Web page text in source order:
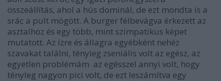
összeállítás, ahol a hús dominál, de ezt mondta is a
srác a pult mögött. A burger félbevágva érkezett az
asztalhoz és egy több, mint szimpatikus képet
mutatott. Az ízre és állagra egyébként nehéz
szavakat találni, tényleg zseniális volt az egész, az
egyetlen problémám az egésszel annyi volt, hogy
tényleg nagyon pici volt, de ezt leszámítva egy